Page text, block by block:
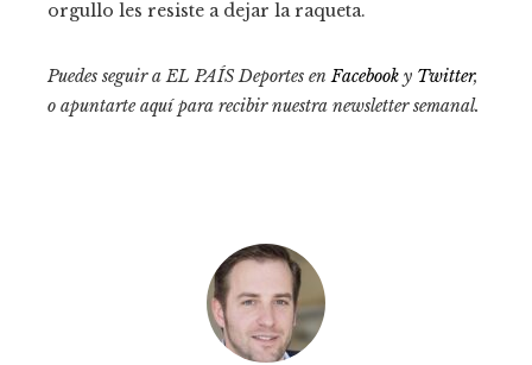
orgullo les resiste a dejar la raqueta.
Puedes seguir a EL PAÍS Deportes enFacebook y Twitter,
o apuntarte aquí para recibirnuestra newsletter semanal.